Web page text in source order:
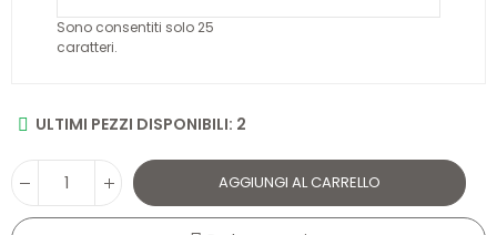
Sono consentiti solo 25
caratteri.
ULTIMI PEZZI DISPONIBILI: 2
AGGIUNGI AL CARRELLO